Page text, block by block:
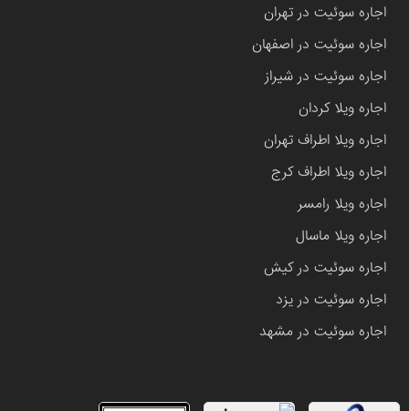
اجاره سوئیت در تهران
اجاره سوئیت در اصفهان
اجاره سوئیت در شیراز
اجاره ویلا کردان
اجاره ویلا اطراف تهران
اجاره ویلا اطراف کرج
اجاره ویلا رامسر
اجاره ویلا ماسال
اجاره سوئیت در کیش
اجاره سوئیت در یزد
اجاره سوئیت در مشهد